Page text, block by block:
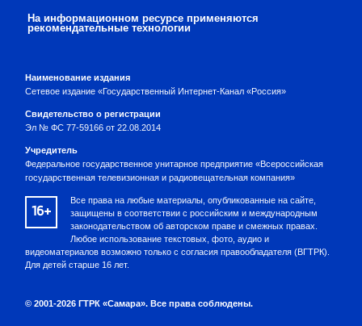
На информационном ресурсе применяются
рекомендательные технологии
Наименование издания
Сетевое издание «Государственный Интернет-Канал «Россия»
Свидетельство о регистрации
Эл № ФС 77-59166 от 22.08.2014
Учредитель
Федеральное государственное унитарное предприятие «Всероссийская
государственная телевизионная и радиовещательная компания»
16+
Все права на любые материалы, опубликованные на сайте,
защищены в соответствии с российским и международным
законодательством об авторском праве и смежных правах.
Любое использование текстовых, фото, аудио и
видеоматериалов возможно только с согласия правообладателя (ВГТРК).
Для детей старше 16 лет.
© 2001-2026 ГТРК «Самара». Все права соблюдены.